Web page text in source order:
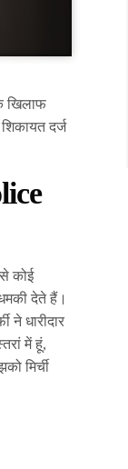
खिलाफ
दर्ज
कोई
देते हैं।
ने धारीदार
में हूं,
मिर्ची